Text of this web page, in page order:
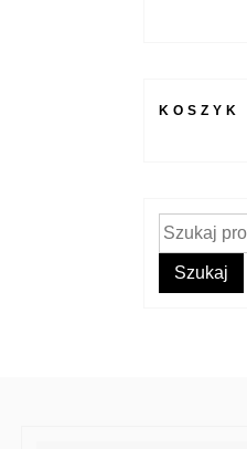
KOSZYK
Szukaj:
Szukaj